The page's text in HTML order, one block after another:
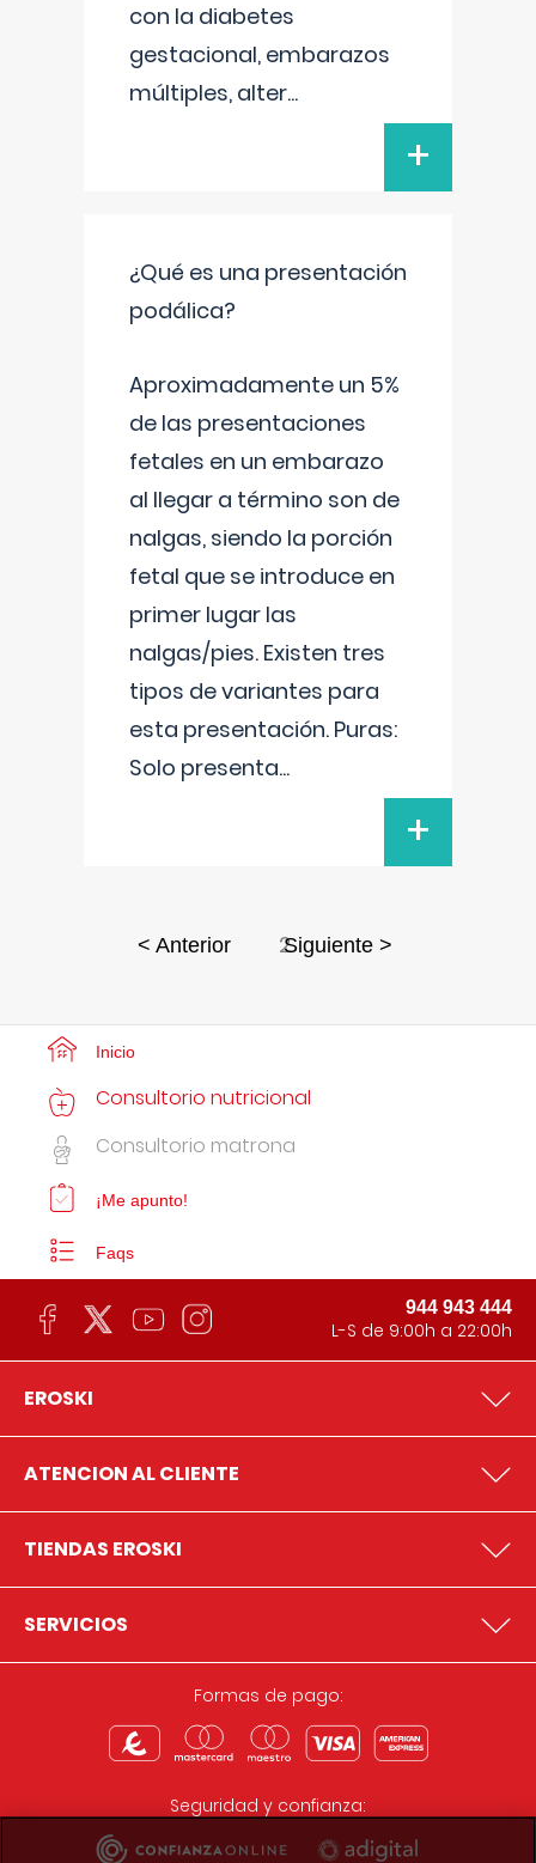
con la diabetes
gestacional, embarazos
múltiples, alter...
+
¿Qué es una presentación
podálica?
Aproximadamente un 5%
de las presentaciones
fetales en un embarazo
al llegar a término son de
nalgas, siendo la porción
fetal que se introduce en
primer lugar las
nalgas/pies. Existen tres
tipos de variantes para
esta presentación. Puras:
Solo presenta...
+
< Anterior 2Siguiente >
Inicio
Consultorio nutricional
Consultorio matrona
¡Me apunto!
Faqs
944 943 444
L-S de 9:00h a 22:00h
EROSKI
ATENCION AL CLIENTE
TIENDAS EROSKI
SERVICIOS
Formas de pago:
Seguridad y confianza: